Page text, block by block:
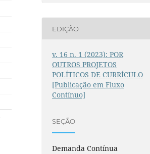
EDIÇÃO
v. 16 n. 1 (2023): POR
OUTROS PROJETOS
POLÍTICOS DE CURRÍCULO
[Publicação em Fluxo
Contínuo]
SEÇÃO
Demanda Contínua